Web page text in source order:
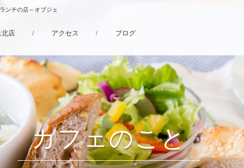
ンチの店～オブジェ
北店 / アクセス / ブログ
カフェのこと